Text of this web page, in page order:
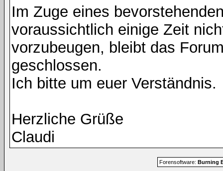
Im Zuge eines
voraussichtlich einige Zeit
vorzubeugen, bleibt das
geschlossen.
Ich bitte um euer Verständnis.
Herzliche Grüße
Claudi
Forensoftware: Burning